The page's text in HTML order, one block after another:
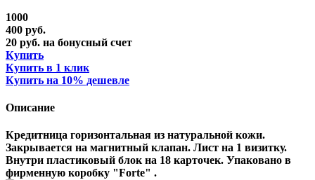
1000
400 руб.
20 руб. на бонусный счет
Купить
Купить в 1 клик
Купить на 10% дешевле
Описание
Кредитница горизонтальная из натуральной кожи.
Закрывается на магнитный клапан. Лист на 1 визитку.
Внутри пластиковый блок на 18 карточек. Упаковано в
фирменную коробку "Forte" .